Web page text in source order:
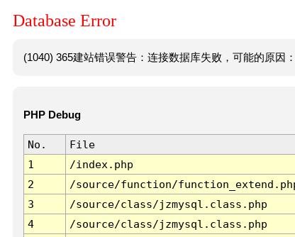
Database Error
(1040) 365建站错误警告：连接数据库失败，可能的原因
PHP Debug
No. File
1
/index.php
2
/source/function/
3
/source/class/jzmysql.class.php
4
/source/class/jzmysql.class.php